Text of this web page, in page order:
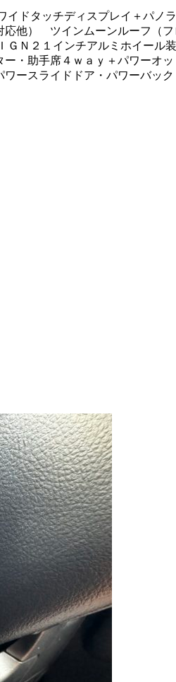
ドタッチディスプレイ＋パ
他） ツインムーンルーフ（
ＧＮ２１インチアルミホイー
・助手席４ｗａｙ＋パワーオ
ースライドドア・パワーバ